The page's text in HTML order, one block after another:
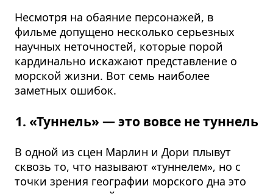
Несмотря на обаяние персонажей, в
фильме допущено несколько серьезных
научных неточностей, которые порой
кардинально искажают представление о
морской жизни. Вот семь наиболее
заметных ошибок.
1. «Туннель» — это вовсе не туннель
В одной из сцен Марлин и Дори плывут
сквозь то, что называют «туннелем», но с
точки зрения географии морского дна это